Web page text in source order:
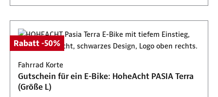
Rabatt -50%
Fahrrad Korte
Gutschein für ein E-Bike: HoheAcht PASIA Terra
(Größe L)